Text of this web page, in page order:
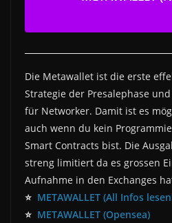
Die Metawallet ist die erste
Strategie der Presalephase
für Networker. Damit ist es
auch wenn du kein
Smart Contracts bist. Die
streng limitiert da es grossen
Aufnahme in den Exchanges
⭐ METAWALLET (All Infos
⭐ METAWALLET (Opensea)